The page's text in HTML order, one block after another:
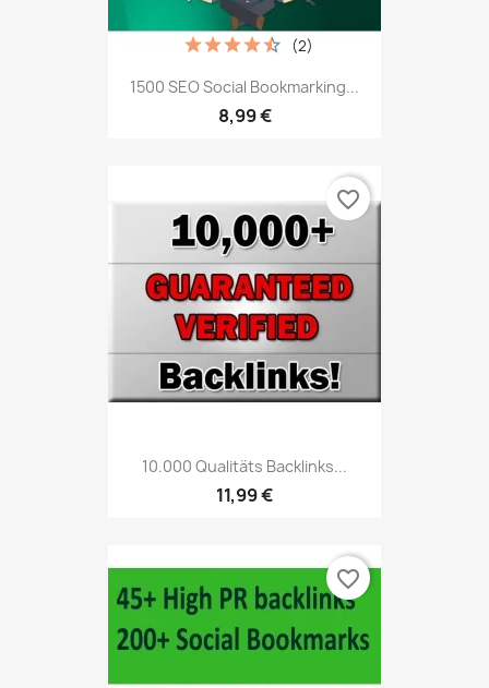
1500 SEO Social Bookmarking...
8,99 €
(2)
10.000 Qualitäts Backlinks...
11,99 €
favorite_border
favorite_border